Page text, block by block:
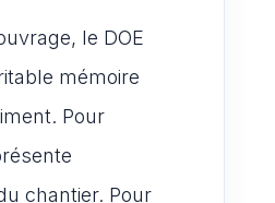
le DOE
mémoire
Pour
chantier. Pour